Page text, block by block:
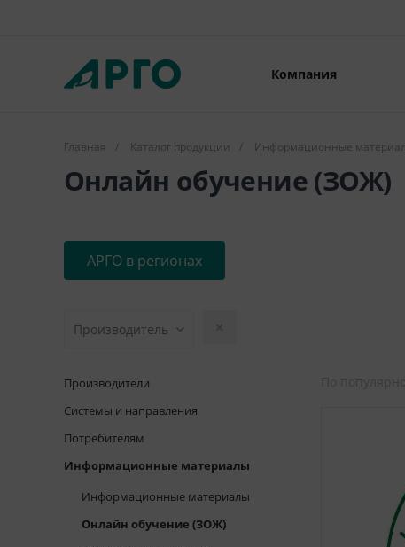
Компания
Главная / Каталог продукции / Информационные
Онлайн обучение (ЗОЖ)
АРГО в регионах
Производитель
Производители
Системы и направления
Потребителям
Информационные материалы
Информационные материалы
Онлайн обучение (ЗОЖ)